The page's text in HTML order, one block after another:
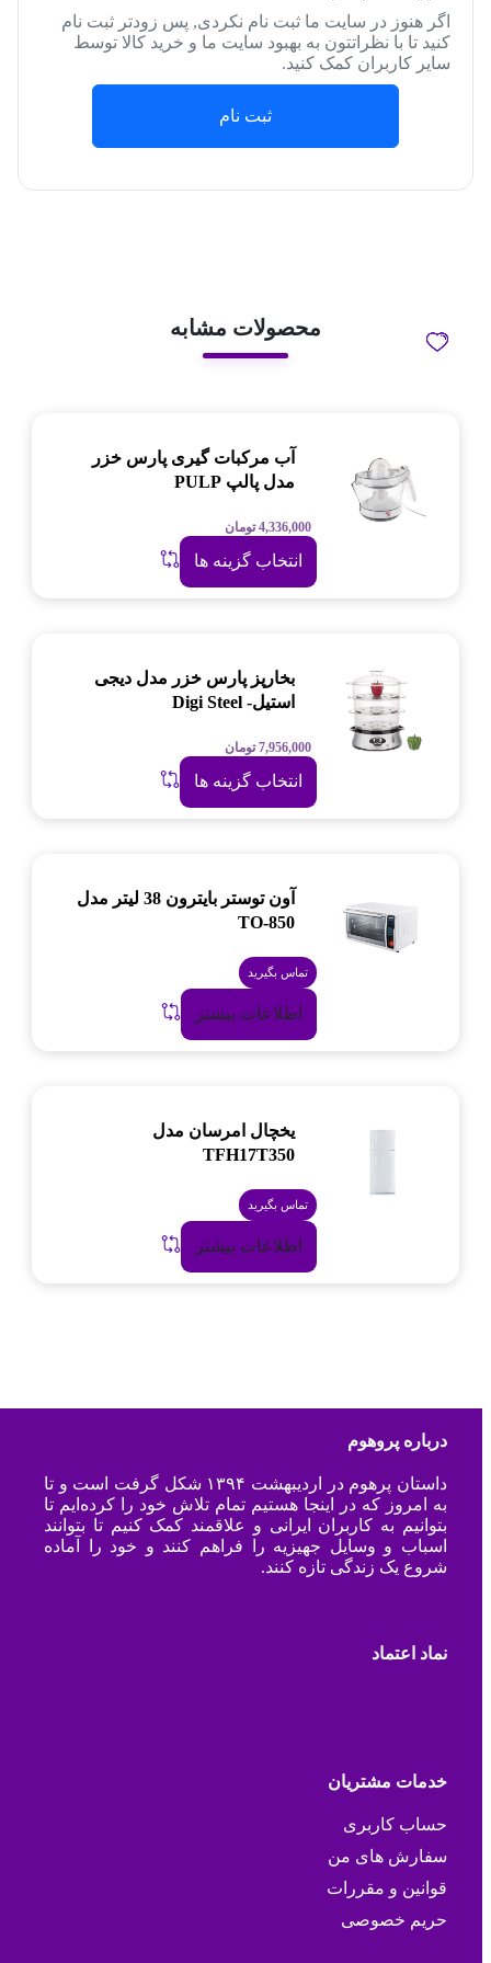
اگر هنوز در سایت ما ثبت نام نکردی, پس زودتر ثبت نام
کنید تا با نظراتتون به بهبود سایت ما و خرید کالا توسط
سایر کاربران کمک کنید.
ثبت نام
محصولات مشابه
آب مرکبات گیری پارس خزر
مدل پالپ PULP
4,336,000 تومان
انتخاب گزینه ها
بخارپز پارس خزر مدل دیجی
استیل- Digi Steel
7,956,000 تومان
انتخاب گزینه ها
آون توستر بایترون 38 لیتر مدل
TO-850
تماس بگیرید
اطلاعات بیشتر
یخچال امرسان مدل
TFH17T350
تماس بگیرید
اطلاعات بیشتر
درباره پروهوم
داستان پرهوم در اردیبهشت ۱۳۹۴ شکل گرفت است و تا
به امروز که در اینجا هستیم تمام تلاش خود را کرده‌ایم تا
بتوانیم به کاربران ایرانی و علاقمند کمک کنیم تا بتوانند
اسباب و وسایل جهیزیه را فراهم کنند و خود را آماده
شروع یک زندگی تازه کنند.
نماد اعتماد
خدمات مشتریان
حساب کاربری
سفارش های من
قوانین و مقررات
حریم خصوصی